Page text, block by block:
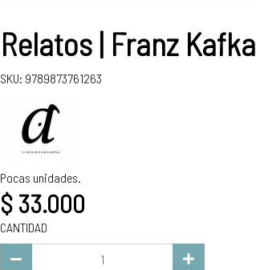
Relatos | Franz Kafka
SKU: 9789873761263
Pocas unidades.
$ 33.000
CANTIDAD